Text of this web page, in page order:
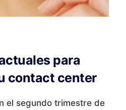
para
contact center
el segundo trimestre de